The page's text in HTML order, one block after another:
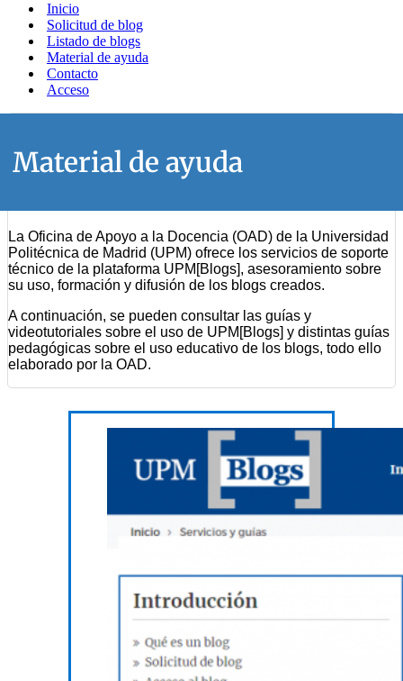
Inicio
Solicitud de blog
Listado de blogs
Material de ayuda
Contacto
Acceso
Material de ayuda
La Oficina de Apoyo a la Docencia (OAD) de la Universidad
Politécnica de Madrid (UPM) ofrece los servicios de soporte
técnico de la plataforma UPM[Blogs], asesoramiento sobre
su uso, formación y difusión de los blogs creados.
A continuación, se pueden consultar las guías y
videotutoriales sobre el uso de UPM[Blogs] y distintas guías
pedagógicas sobre el uso educativo de los blogs, todo ello
elaborado por la OAD.